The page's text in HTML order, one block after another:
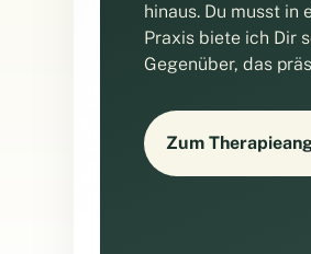
hinaus. Du musst in
Praxis biete ich Dir
Gegenüber, das
Zum